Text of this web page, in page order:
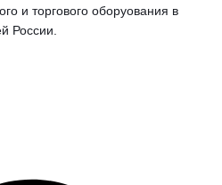
и торгового оборуования в
России.